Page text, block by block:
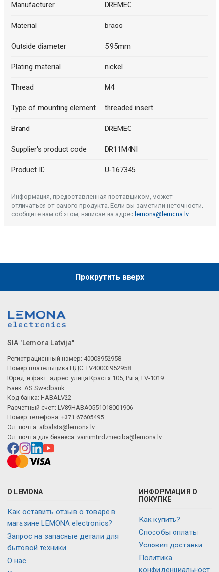
Manufacturer DREMEC
Material brass
Outside diameter 5.95mm
Plating material nickel
Thread M4
Type of mounting element threaded insert
Brand DREMEC
Supplier's product code DR11M4NI
Product ID U-167345
Информация, предоставленная поставщиком, может
отличаться от самого продукта. Если вы заметили неточности,
сообщите нам об этом, написав на адрес lemona@lemona.lv.
Прокрутить вверх
SIA "Lemona Latvija"
Регистрационный номер: 40003952958
Номер плательщика НДС: LV40003952958
Юрид. и факт. адрес: улица Краста 105, Рига, LV-1019
Банк: AS Swedbank
Код банка: HABALV22
Расчетный счет: LV89HABA0551018001906
Номер телефона: +371 67605495
Эл. почта: atbalsts@lemona.lv
Эл. почта для бизнеса: vairumtirdznieciba@lemona.lv
О LEMONA
Как оставить отзыв о товаре в
магазине LEMONA electronics?
Запрос на запасные детали для
бытовой техники
О нас
ИНФОРМАЦИЯ О
ПОКУПКЕ
Как купить?
Способы оплаты
Условия доставки
Политика
конфиденциальност